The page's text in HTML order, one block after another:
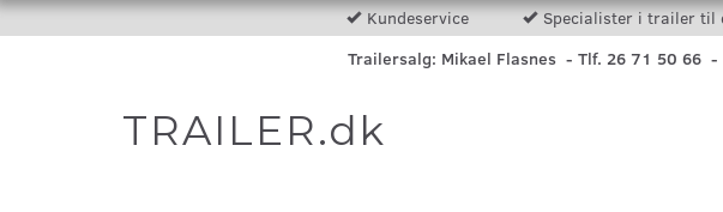
Kundeservice Specialister i trailer til
Trailersalg: Mikael Flasnes - Tlf. 26 71 50 66
TRAILER.dk